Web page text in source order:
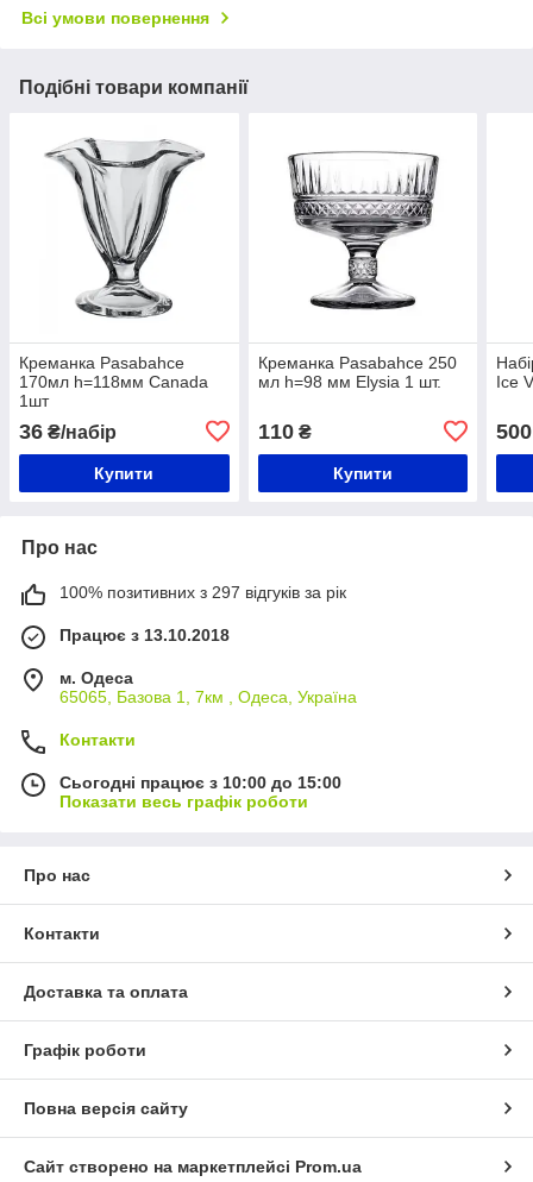
Всі умови повернення
Подібні товари компанії
Креманка Pasabahce
170мл h=118мм Canada
1шт
36 ₴/набір
Купити
Креманка Pasabahce 250
мл h=98 мм Elysia 1 шт.
110₴
Купити
Ice
500
Про нас
100% позитивних з 297 відгуків за рік
Працює з 13.10.2018
м. Одеса
65065, Базова 1, 7км , Одеса, Україна
Контакти
Сьогодні працює з 10:00 до 15:00
Показати весь графік роботи
Про нас
Контакти
Доставка та оплата
Графік роботи
Повна версія сайту
Сайт створено на маркетплейсі Prom.ua